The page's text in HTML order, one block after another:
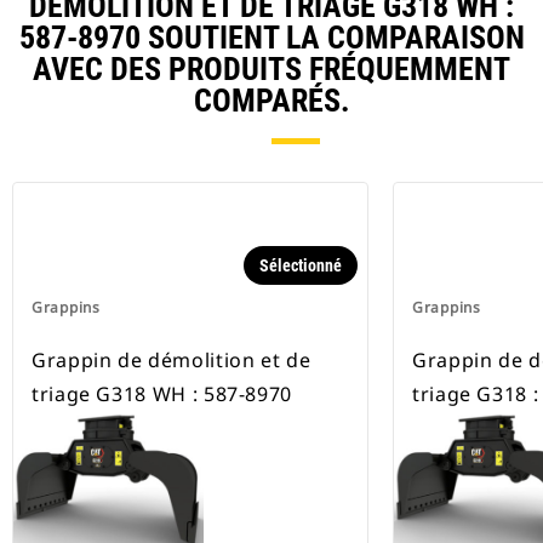
587-8970 SOUTIENT LA COMPARAISON
AVEC DES PRODUITS FRÉQUEMMENT
COMPARÉS.
Grappins
Sélectionné
Grappin de démolition et de
triage G318 WH : 587-8970
Grappins
Grappin de
triage G318 :